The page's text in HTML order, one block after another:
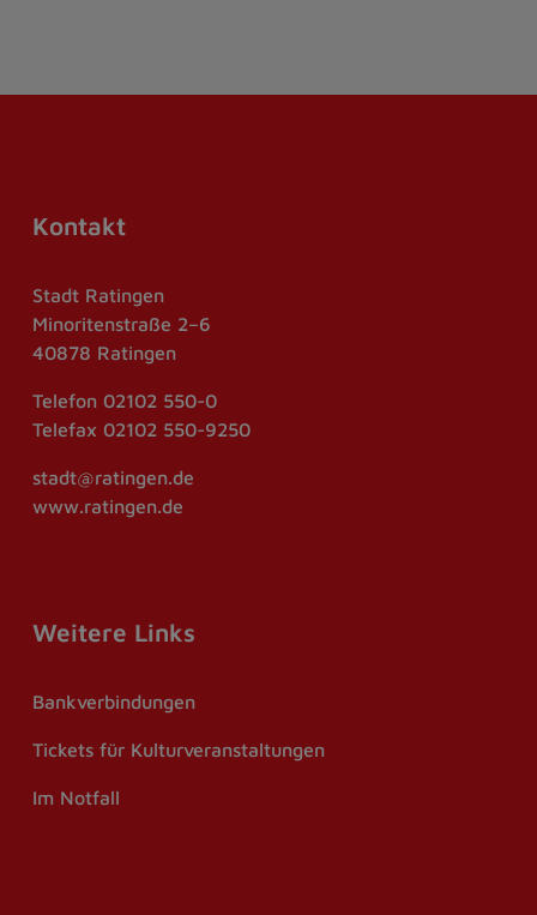
Kontakt
Stadt Ratingen
Minoritenstraße 2–6
40878 Ratingen
Telefon 02102 550-0
Telefax 02102 550-9250
stadt@ratingen.de
www.ratingen.de
Weitere Links
Bankverbindungen
Tickets für Kulturveranstaltungen
Im Notfall